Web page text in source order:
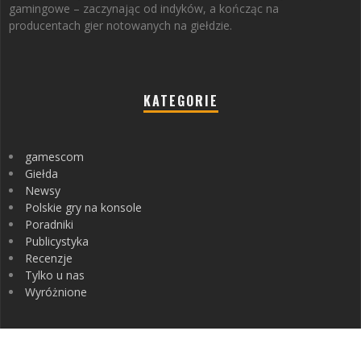
gamingowe – zaczynając od indyków, a kończąc na
producentach gier notowanych na giełdzie.
KATEGORIE
gamescom
Giełda
Newsy
Polskie gry na konsole
Poradniki
Publicystyka
Recenzje
Tylko u nas
Wyróżnione